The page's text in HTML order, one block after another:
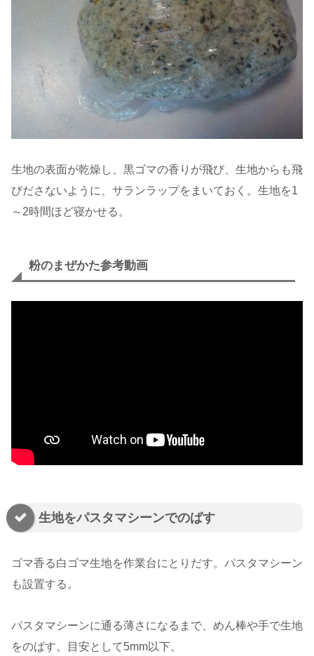
生地の表面が乾燥し、黒ゴマの香りが飛び、生地からも飛
びださないように、サランラップをまいておく。生地を1
～2時間ほど寝かせる。
粉のまぜかた参考動画
生地をパスタマシーンでのばす
ゴマ香る白ゴマ生地を作業台にとりだす。パスタマシーン
も設置する。
パスタマシーンに通る薄さになるまで、めん棒や手で生地
をのばす。目安として5mm以下。